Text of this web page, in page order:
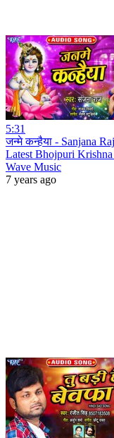
5:31
जन्मे कन्हैया - Sanjana
Latest Bhojpuri
Wave Music
7 years ago